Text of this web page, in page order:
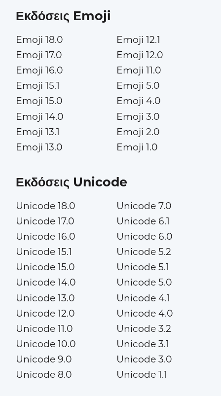
Εκδόσεις Emoji
Emoji 18.0
Emoji 17.0
Emoji 16.0
Emoji 15.1
Emoji 15.0
Emoji 14.0
Emoji 13.1
Emoji 13.0
Emoji 12.1
Emoji 12.0
Emoji 11.0
Emoji 5.0
Emoji 4.0
Emoji 3.0
Emoji 2.0
Emoji 1.0
Εκδόσεις Unicode
Unicode 18.0
Unicode 17.0
Unicode 16.0
Unicode 15.1
Unicode 15.0
Unicode 14.0
Unicode 13.0
Unicode 12.0
Unicode 11.0
Unicode 10.0
Unicode 9.0
Unicode 8.0
Unicode 7.0
Unicode 6.1
Unicode 6.0
Unicode 5.2
Unicode 5.1
Unicode 5.0
Unicode 4.1
Unicode 4.0
Unicode 3.2
Unicode 3.1
Unicode 3.0
Unicode 1.1